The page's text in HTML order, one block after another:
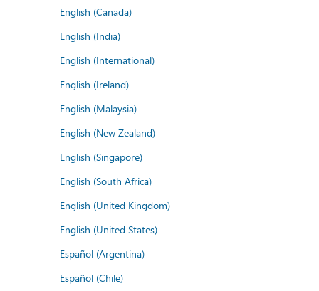
English (Canada)
English (India)
English (International)
English (Ireland)
English (Malaysia)
English (New Zealand)
English (Singapore)
English (South Africa)
English (United Kingdom)
English (United States)
Español (Argentina)
Español (Chile)